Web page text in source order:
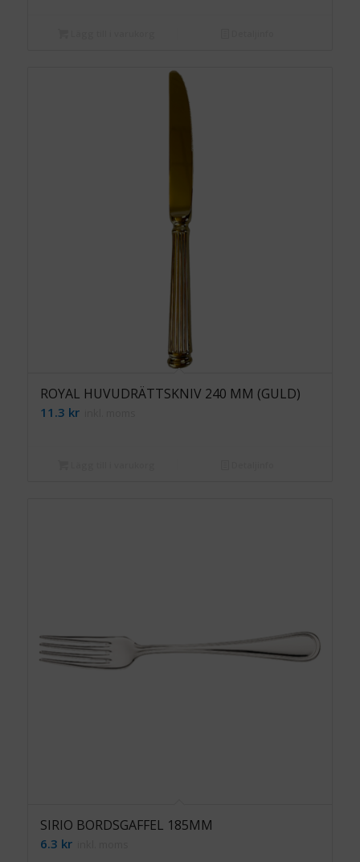
ROYAL HUVUDRÄTTSKNIV 240 MM (GULD)
11.3 krinkl. moms
SIRIO BORDSGAFFEL 185MM
6.3 krinkl. moms